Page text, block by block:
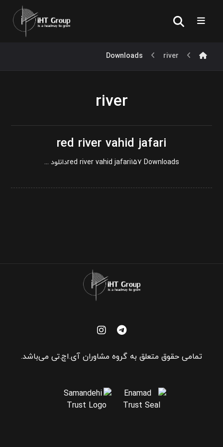
Downloads river
river
red river vahid jafari
red river vahid jafari۱۵۷ Downloadsدانلود ...
تمامی حقوق متعلق به گروه مشاوران آی.اچ.تی می‌باشد.